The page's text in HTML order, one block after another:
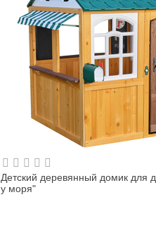
Детский деревянный домик для дачи
у моря"